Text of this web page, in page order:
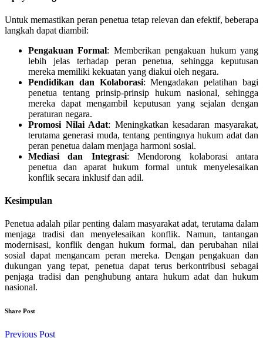
Untuk memastikan peran penetua tetap relevan dan efektif, beberapa
langkah dapat diambil:
Pengakuan Formal: Memberikan pengakuan hukum yang
lebih jelas terhadap peran penetua, sehingga keputusan
mereka memiliki kekuatan yang diakui oleh negara.
Pendidikan dan Kolaborasi: Mengadakan pelatihan bagi
penetua tentang prinsip-prinsip hukum nasional, sehingga
mereka dapat mengambil keputusan yang sejalan dengan
peraturan negara.
Promosi Nilai Adat: Meningkatkan kesadaran masyarakat,
terutama generasi muda, tentang pentingnya hukum adat dan
peran penetua dalam menjaga harmoni sosial.
Mediasi dan Integrasi: Mendorong kolaborasi antara
penetua dan aparat hukum formal untuk menyelesaikan
konflik secara inklusif dan adil.
Kesimpulan
Penetua adalah pilar penting dalam masyarakat adat, terutama dalam
menjaga tradisi dan menyelesaikan konflik. Namun, tantangan
modernisasi, konflik dengan hukum formal, dan perubahan nilai
sosial dapat mengancam peran mereka. Dengan pengakuan dan
dukungan yang tepat, penetua dapat terus berkontribusi sebagai
penjaga tradisi dan penghubung antara hukum adat dan hukum
nasional.
Share Post
Previous Post